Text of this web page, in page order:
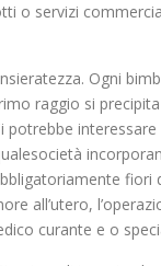
o servizi
Ogni
raggio si
interessare
fiori
all’utero,
curante e o